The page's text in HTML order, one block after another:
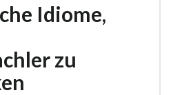
Idiome,
zu